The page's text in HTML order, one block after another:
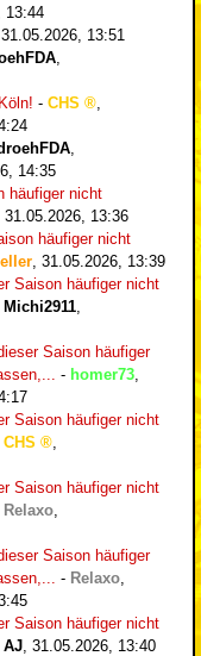
13:44
31.05.2026, 13:51
- CHS
14:35
häufiger nicht
31.05.2026, 13:36
häufiger nicht
31.05.2026, 13:39
Saison häufiger nicht
Michi2911
Saison häufiger
- homer73
Saison häufiger nicht
CHS
Saison häufiger nicht
Relaxo
Saison häufiger
- Relaxo
Saison häufiger nicht
AJ 31.05.2026, 13:40